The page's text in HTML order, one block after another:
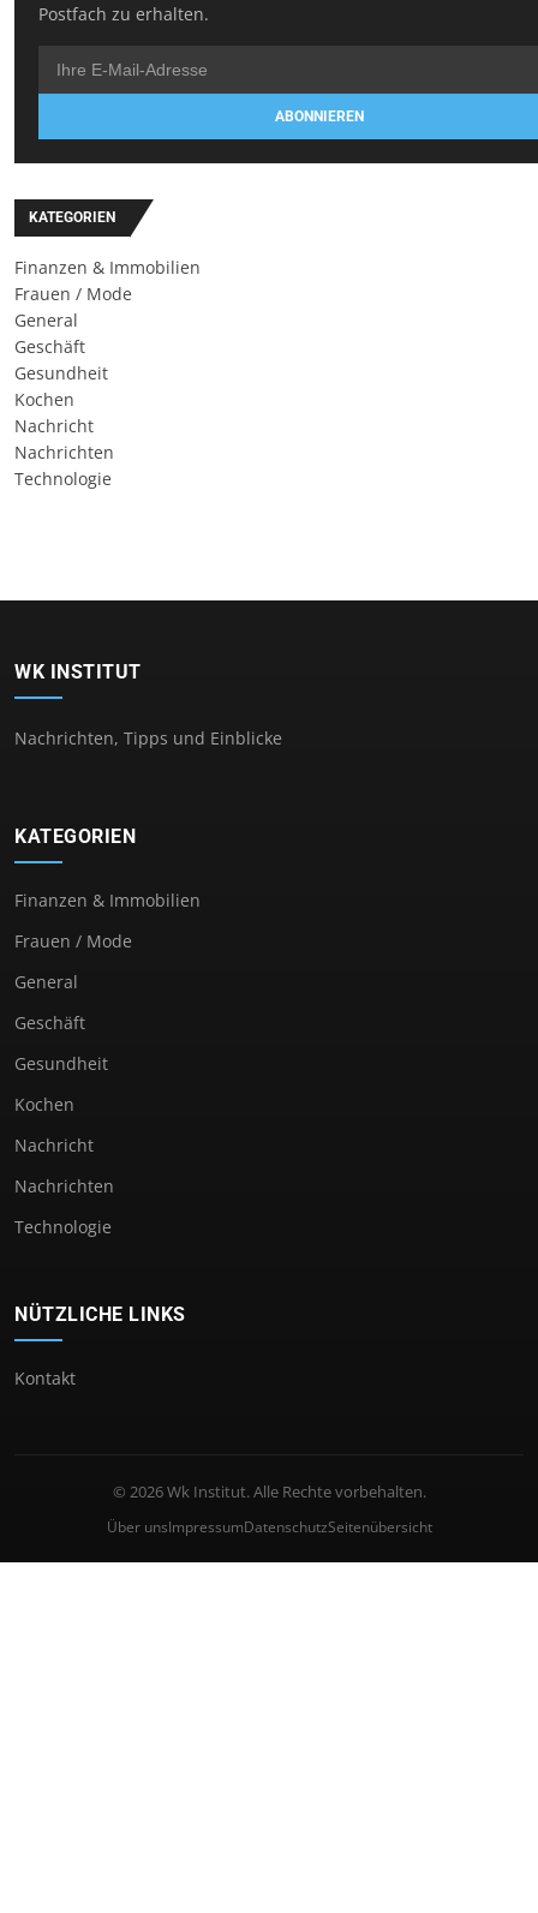
Postfach zu erhalten.
ABONNIEREN
KATEGORIEN
Finanzen & Immobilien
Frauen / Mode
General
Geschäft
Gesundheit
Kochen
Nachricht
Nachrichten
Technologie
WK INSTITUT
Nachrichten, Tipps und Einblicke
KATEGORIEN
Finanzen & Immobilien
Frauen / Mode
General
Geschäft
Gesundheit
Kochen
Nachricht
Nachrichten
Technologie
NÜTZLICHE LINKS
Kontakt
© 2026 Wk Institut. Alle Rechte vorbehalten.
Über unsImpressumDatenschutzSeitenübersicht